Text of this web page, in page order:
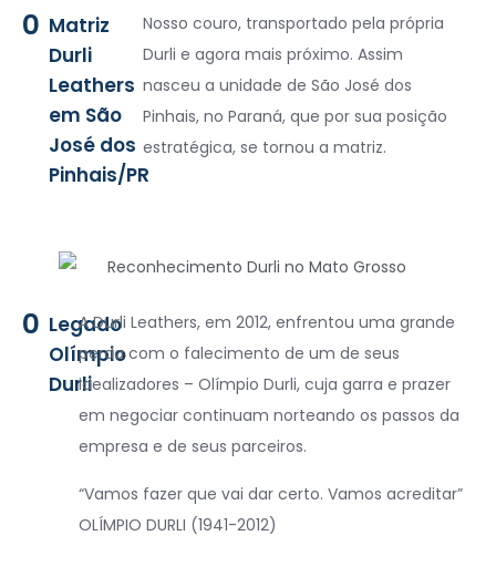
0 Matriz
Durli
Leathers
em São
José dos
Pinhais/PR
Nosso couro, transportado pela própria
Durli e agora mais próximo. Assim
nasceu a unidade de São José dos
Pinhais, no Paraná, que por sua posição
estratégica, se tornou a matriz.
0 Legado
Olímpio
Durli
A Durli Leathers, em 2012, enfrentou uma grande
perda com o falecimento de um de seus
idealizadores – Olímpio Durli, cuja garra e prazer
em negociar continuam norteando os passos da
empresa e de seus parceiros.
“Vamos fazer que vai dar certo. Vamos acreditar”
OLÍMPIO DURLI (1941-2012)